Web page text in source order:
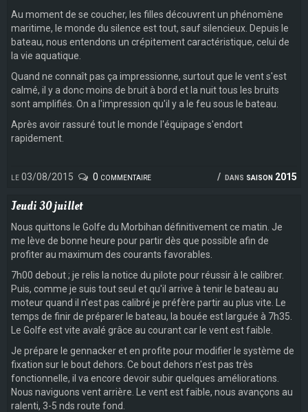
le 03/08/2015 dans saison 2015
0 commentaire
Au moment de se coucher, les filles découvrent un phénomène
maritime, le monde du silence est tout, sauf silencieux. Depuis le
bateau, nous entendons un crépitement caractéristique, celui de
la vie aquatique.
Quand ne connaît pas ça impressionne, surtout que le vent s'est
calmé, il y a donc moins de bruit à bord et la nuit tous les bruits
sont amplifiés. On a l'impression qu'il y a le feu sous le bateau.
Après avoir rassuré tout le monde l'équipage s'endort
rapidement.
Jeudi 30 juillet
Nous quittons le Golfe du Morbihan définitivement ce matin. Je
me lève de bonne heure pour partir dès que possible afin de
profiter au maximum des courants favorables.
7h00 debout ; je relis la notice du pilote pour réussir à le calibrer.
Puis, comme je suis tout seul et qu'il arrive à tenir le bateau au
moteur quand il n'est pas calibré je préfère partir au plus vite. Le
temps de finir de préparer le bateau, la bouée est larguée à 7h35.
Le Golfe est vite avalé grâce au courant car le vent est faible.
Je prépare le gennacker et en profite pour modifier le système de
fixation sur le bout dehors. Ce bout dehors n'est pas très
fonctionnelle, il va encore devoir subir quelques améliorations.
Nous naviguons vent arrière. Le vent est faible, nous avançons au
ralenti, 3-5 nds route fond.